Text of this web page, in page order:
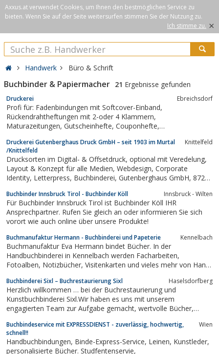
Axxus.at verwendet Cookies, um Ihnen den bestmöglichen Service zu
bieten. Wenn Sie auf der Seite weitersurfen stimmen Sie der Nutzung zu.
Ich stimme zu. ×
Handwerk Büro & Schrift
Buchbinder & Papiermacher 21 Ergebnisse gefunden
Druckerei Ebreichsdorf
Profi für: Fadenbindungen mit Softcover-Einband,
Rückendrahtheftungen mit 2-oder 4 Klammern,
Maturazeitungen, Gutscheinhefte, Couponhefte,
Drahtkammbindungen, Buchdruck für Bücher, Bildbände,
Druckerei Gutenberghaus Druck GmbH – seit 1903 im Murtal
/Knittelfeld
Knittelfeld
Drucksorten im Digital- & Offsetdruck, optional mit Veredelung,
Layout & Konzept für alle Medien, Webdesign, Corporate
Identity, Letterpress, Buchbinderei, Gutenberghaus GmbH, 8720
Buchbinder Innsbruck Tirol - Buchbinder Köll Innsbruck - Wilten
Für Buchbinder Innsbruck Tirol ist Buchbinder Köll IHR
Ansprechpartner. Rufen Sie gleich an oder informieren Sie sich
vorort wie auch online über unsere Produkte!
Buchmanufaktur Hermann - Buchbinderei und Papeterie Kennelbach
Buchmanufaktur Eva Hermann bindet Bücher. In der
Handbuchbinderei in Kennelbach werden Facharbeiten,
Fotoalben, Notizbücher, Visitenkarten und vieles mehr von Hand
Buchbinderei Sixl – Buchrestaurierung Sixl Haselsdorfberg
Herzlich willkommen … bei der Buchrestaurierung und
Kunstbuchbinderei Sixl.Wir haben es uns mit unserem
engagierten Team zur Aufgabe gemacht, wertvolle Bücher,
zu retten, um ein kulturelles Erbe für zukünftige Generationen
bewahren zu können. Aber auch das...
Buchbindeservice mit EXPRESSDIENST - zuverlässig, hochwertig,
schnell!!
Wien
Handbuchbindungen, Binde-Express-Service, Leinen, Kunstleder,
personalisierte Bücher. Studfentenservie,